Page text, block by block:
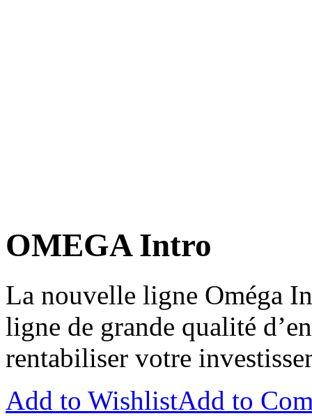
OMEGA Intro
La nouvelle ligne Oméga
ligne de grande qualité
rentabiliser votre
Add to WishlistAdd to